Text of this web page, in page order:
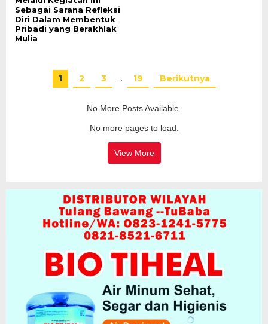
Sebagai Sarana Refleksi
Diri Dalam Membentuk
Pribadi yang Berakhlak
Mulia
1 2 3 … 19 Berikutnya
No More Posts Available.
No more pages to load.
View More